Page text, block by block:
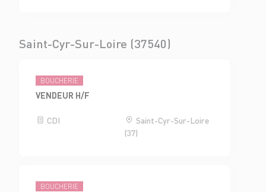
Saint-Cyr-Sur-Loire (37540)
BOUCHERIE
VENDEUR H/F
CDI
Saint-Cyr-Sur-Loire
(37)
BOUCHERIE